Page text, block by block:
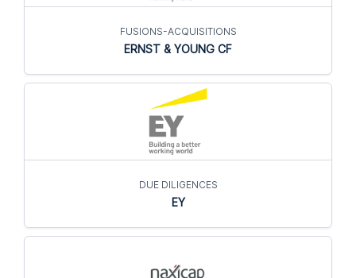
FUSIONS-ACQUISITIONS
ERNST & YOUNG CF
DUE DILIGENCES
EY